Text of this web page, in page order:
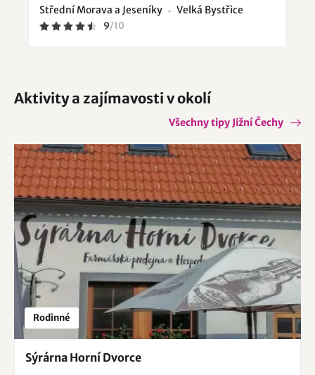
Střední Morava a Jeseníky Velká Bystřice
9/10
Aktivity a zajímavosti v okolí
Všechny tipy Jižní Čechy
Rodinné
Sýrárna Horní Dvorce